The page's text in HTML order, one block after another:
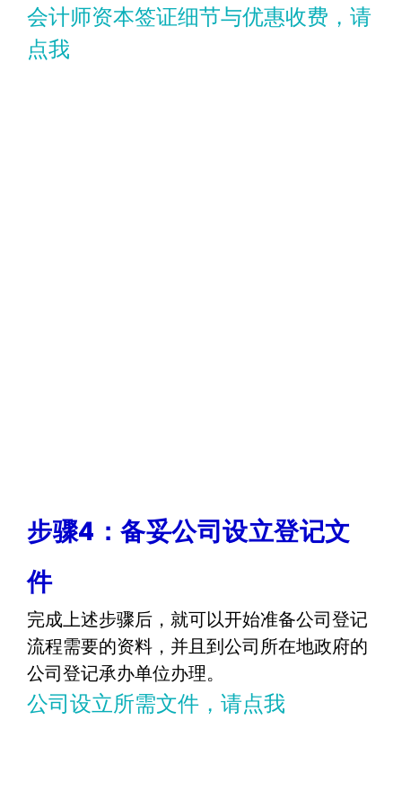
会计师资本签证细节与优惠收费，请
点我
步骤4：备妥公司设立登记文
件
完成上述步骤后，就可以开始准备公司登记
流程需要的资料，并且到公司所在地政府的
公司登记承办单位办理。
公司设立所需文件，请点我